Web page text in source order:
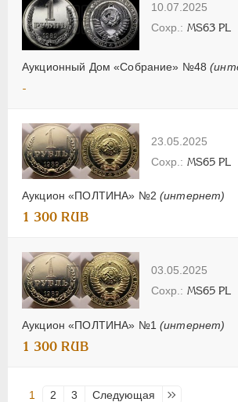
10.07.2025
Аукционный Дом «Собрание» №48
MS63 PL
-
23.05.2025
Аукцион «ПОЛТИНА» №2 (интернет)
MS65 PL
1 300 RUB
03.05.2025
Аукцион «ПОЛТИНА» №1 (интернет)
MS65 PL
1 300 RUB
1 2 3 Следующая Последняя